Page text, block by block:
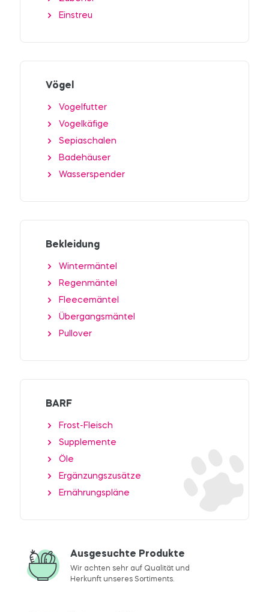
Einstreu
Vögel
Vogelfutter
Vogelkäfige
Sepiaschalen
Badehäuser
Wasserspender
Bekleidung
Wintermäntel
Regenmäntel
Fleecemäntel
Übergangsmäntel
Pullover
BARF
Frost-Fleisch
Supplemente
Öle
Ergänzungszusätze
Ernährungspläne
Ausgesuchte Produkte
Wir achten sehr auf Qualität und
Herkunft unseres Sortiments.